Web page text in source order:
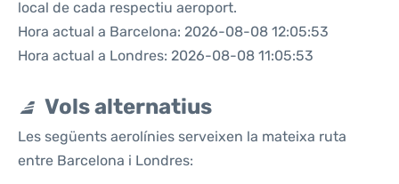
local de cada respectiu aeroport.
Hora actual a Barcelona: 2026-08-08 12:05:53
Hora actual a Londres: 2026-08-08 11:05:53
Vols alternatius
Les següents aerolínies serveixen la mateixa ruta
entre Barcelona i Londres: